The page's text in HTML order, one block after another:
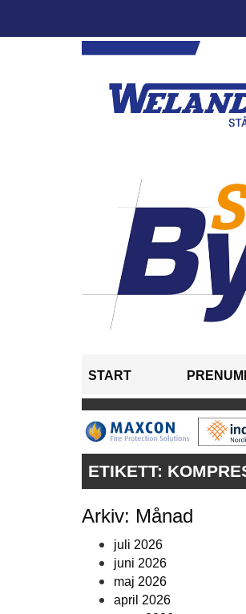
START
ETIKETT:
Arkiv: Månad
juli 2026
juni 2026
maj 2026
april 2026